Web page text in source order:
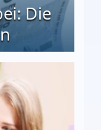
Die